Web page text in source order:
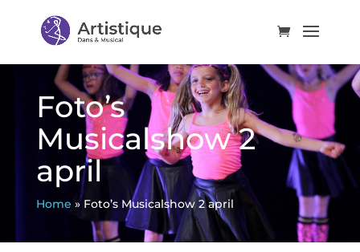
Foto’s
Musicalshow 2
april
Home »Foto’s Musicalshow 2 april